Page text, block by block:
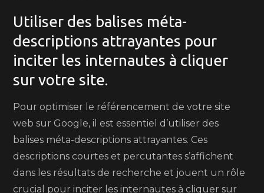
Utiliser des balises méta-
descriptions attrayantes pour
inciter les internautes à cliquer
sur votre site.
Pour optimiser le référencement de votre site
web sur Google, il est essentiel d’utiliser des
balises méta-descriptions attrayantes. Ces
descriptions courtes et percutantes s’affichent
dans les résultats de recherche et jouent un rôle
crucial pour inciter les internautes à cliquer sur